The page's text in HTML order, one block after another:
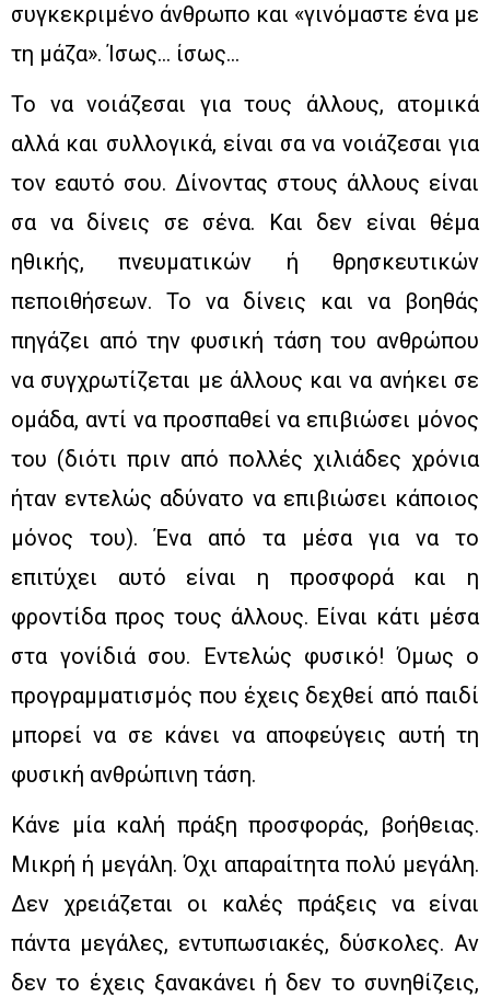
συγκεκριμένο άνθρωπο και «γινόμαστε ένα με
τη μάζα». Ίσως… ίσως…
Το να νοιάζεσαι για τους άλλους, ατομικά
αλλά και συλλογικά, είναι σα να νοιάζεσαι για
τον εαυτό σου. Δίνοντας στους άλλους είναι
σα να δίνεις σε σένα. Και δεν είναι θέμα
ηθικής, πνευματικών ή θρησκευτικών
πεποιθήσεων. Το να δίνεις και να βοηθάς
πηγάζει από την φυσική τάση του ανθρώπου
να συγχρωτίζεται με άλλους και να ανήκει σε
ομάδα, αντί να προσπαθεί να επιβιώσει μόνος
του (διότι πριν από πολλές χιλιάδες χρόνια
ήταν εντελώς αδύνατο να επιβιώσει κάποιος
μόνος του). Ένα από τα μέσα για να το
επιτύχει αυτό είναι η προσφορά και η
φροντίδα προς τους άλλους. Είναι κάτι μέσα
στα γονίδιά σου. Εντελώς φυσικό! Όμως ο
προγραμματισμός που έχεις δεχθεί από παιδί
μπορεί να σε κάνει να αποφεύγεις αυτή τη
φυσική ανθρώπινη τάση.
Κάνε μία καλή πράξη προσφοράς, βοήθειας.
Μικρή ή μεγάλη. Όχι απαραίτητα πολύ μεγάλη.
Δεν χρειάζεται οι καλές πράξεις να είναι
πάντα μεγάλες, εντυπωσιακές, δύσκολες. Αν
δεν το έχεις ξανακάνει ή δεν το συνηθίζεις,